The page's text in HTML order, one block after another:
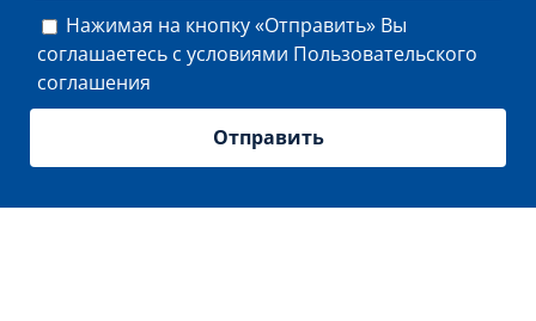
Нажимая на кнопку «Отправить» Вы
соглашаетесь с условиями Пользовательского
соглашения